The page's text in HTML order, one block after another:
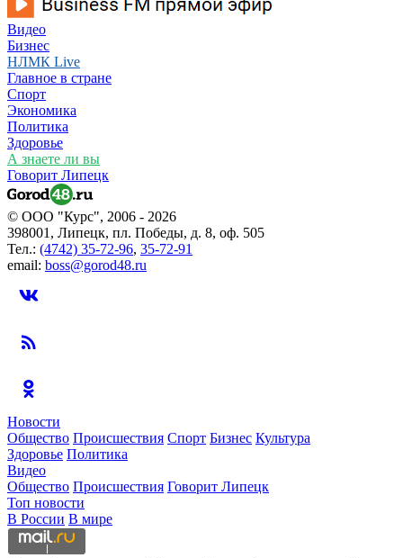
Видео
Бизнес
НЛМК Live
Главное в стране
Спорт
Экономика
Политика
Здоровье
А знаете ли вы
Говорит Липецк
© ООО "Курс", 2006 - 2026
398001, Липецк, пл. Победы, д. 8, оф. 505
Тел.: (4742) 35-72-96, 35-72-91
email: boss@gorod48.ru
Новости
Общество Происшествия Спорт Бизнес Культура
Здоровье Политика
Видео
Общество Происшествия Говорит Липецк
Топ новости
В России В мире